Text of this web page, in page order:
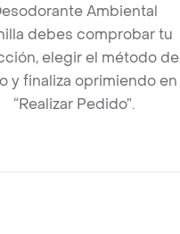
Ambiental
debes comprobar tu
elegir el método de
y finaliza oprimiendo en
“Realizar Pedido”.